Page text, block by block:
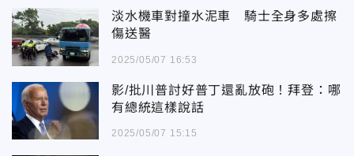
淡水機車對撞水泥車 騎士全身多處擦
傷送醫
2025/05/07 16:53
影/批川普討好普丁還亂放砲！拜登：哪
有總統這樣說話
2025/05/07 15:15